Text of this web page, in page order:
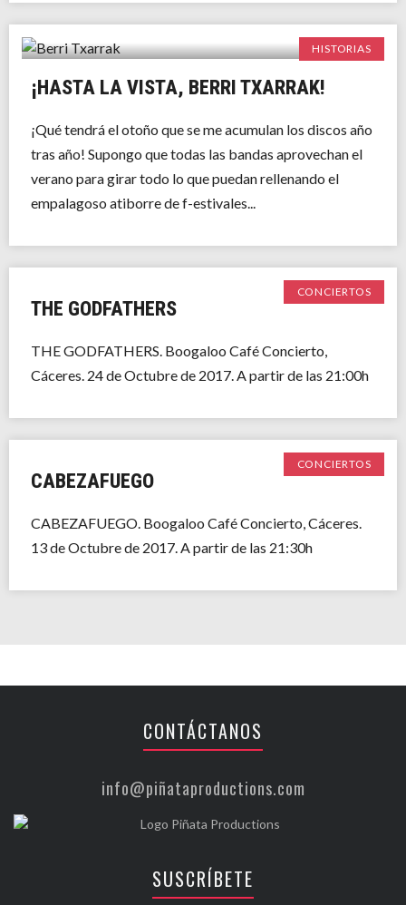
HISTORIAS
¡HASTA LA VISTA, BERRI TXARRAK!
¡Qué tendrá el otoño que se me acumulan los discos año
tras año! Supongo que todas las bandas aprovechan el
verano para girar todo lo que puedan rellenando el
empalagoso atiborre de f-estivales...
CONCIERTOS
THE GODFATHERS
THE GODFATHERS. Boogaloo Café Concierto,
Cáceres. 24 de Octubre de 2017. A partir de las 21:00h
CONCIERTOS
CABEZAFUEGO
CABEZAFUEGO. Boogaloo Café Concierto, Cáceres.
13 de Octubre de 2017. A partir de las 21:30h
CONTÁCTANOS
info@piñataproductions.com
SUSCRÍBETE